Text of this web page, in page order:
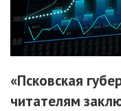
«Псковская
читателям